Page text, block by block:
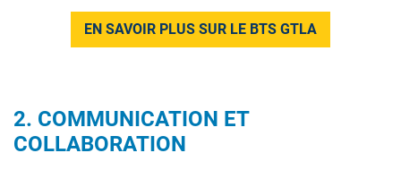
EN SAVOIR PLUS SUR LE BTS GTLA
2. COMMUNICATION ET
COLLABORATION